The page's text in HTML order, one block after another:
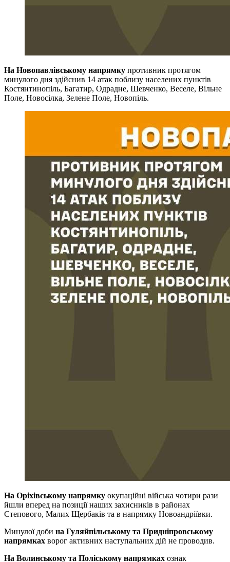
На Новопавлівському напрямку противник протягом
минулого дня здійснив 14 атак поблизу населених пунктів
Костянтинопіль, Багатир, Одрадне, Шевченко, Веселе, Вільне
Поле, Новосілка, Зелене Поле, Новопіль.
На Оріхівському напрямку окупаційні війська чотири рази
йшли вперед на позиції наших захисників в районах
Степового, Малих Щербаків та в напрямку Новоандріївки.
Минулої доби на Гуляйпільському та Придніпровському
напрямках ворог активних наступальних дій не проводив.
На Волинському та Поліському напрямках ознак